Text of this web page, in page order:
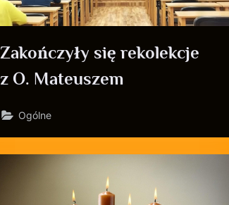
Zakończyły się rekolekcje
z O. Mateuszem
Ogólne